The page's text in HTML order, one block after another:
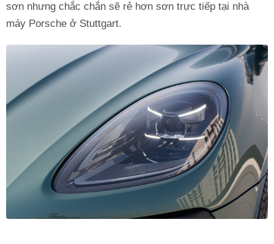
sơn nhưng chắc chắn sẽ rẻ hơn sơn trực tiếp tại nhà
máy Porsche ở Stuttgart.